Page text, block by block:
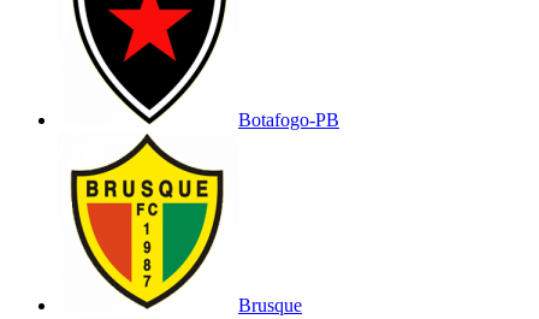
Botafogo-PB
Brusque